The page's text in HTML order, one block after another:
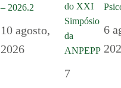
– 2026.2
10 agosto,
2026
do XXI
Simpósio
da
ANPEPP
7
6